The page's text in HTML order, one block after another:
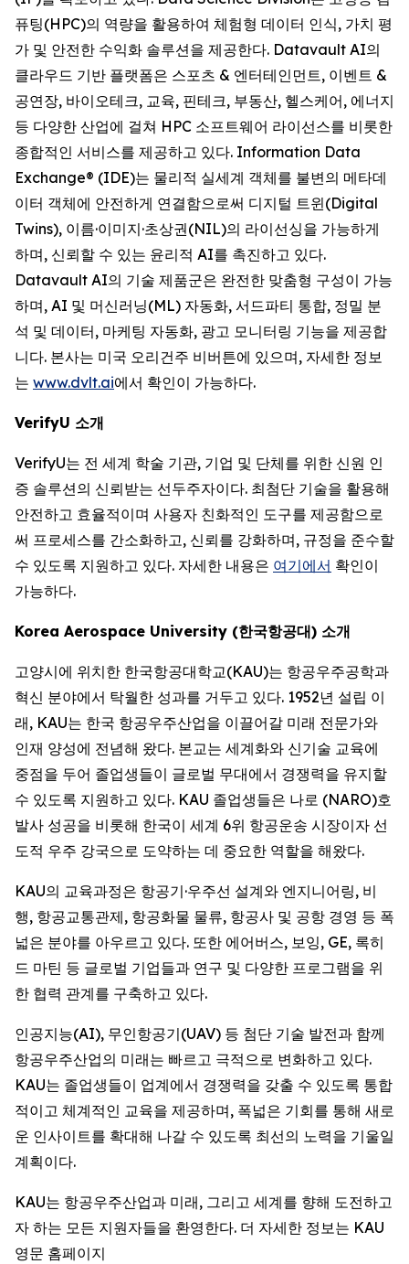
퓨팅(HPC)의 역량을 활용하여 체험형 데이터 인식, 가치 평
가 및 안전한 수익화 솔루션을 제공한다. Datavault AI의
클라우드 기반 플랫폼은 스포츠 & 엔터테인먼트, 이벤트 &
공연장, 바이오테크, 교육, 핀테크, 부동산, 헬스케어, 에너지
등 다양한 산업에 걸쳐 HPC 소프트웨어 라이선스를 비롯한
종합적인 서비스를 제공하고 있다. Information Data
Exchange® (IDE)는 물리적 실세계 객체를 불변의 메타데
이터 객체에 안전하게 연결함으로써 디지털 트윈(Digital
Twins), 이름·이미지·초상권(NIL)의 라이선싱을 가능하게
하며, 신뢰할 수 있는 윤리적 AI를 촉진하고 있다.
Datavault AI의 기술 제품군은 완전한 맞춤형 구성이 가능
하며, AI 및 머신러닝(ML) 자동화, 서드파티 통합, 정밀 분
석 및 데이터, 마케팅 자동화, 광고 모니터링 기능을 제공합
니다. 본사는 미국 오리건주 비버튼에 있으며, 자세한 정보
는 www.dvlt.ai에서 확인이 가능하다.
VerifyU 소개
VerifyU는 전 세계 학술 기관, 기업 및 단체를 위한 신원 인
증 솔루션의 신뢰받는 선두주자이다. 최첨단 기술을 활용해
안전하고 효율적이며 사용자 친화적인 도구를 제공함으로
써 프로세스를 간소화하고, 신뢰를 강화하며, 규정을 준수할
수 있도록 지원하고 있다. 자세한 내용은 여기에서 확인이
가능하다.
Korea Aerospace University (한국항공대) 소개
고양시에 위치한 한국항공대학교(KAU)는 항공우주공학과
혁신 분야에서 탁월한 성과를 거두고 있다. 1952년 설립 이
래, KAU는 한국 항공우주산업을 이끌어갈 미래 전문가와
인재 양성에 전념해 왔다. 본교는 세계화와 신기술 교육에
중점을 두어 졸업생들이 글로벌 무대에서 경쟁력을 유지할
수 있도록 지원하고 있다. KAU 졸업생들은 나로 (NARO)호
발사 성공을 비롯해 한국이 세계 6위 항공운송 시장이자 선
도적 우주 강국으로 도약하는 데 중요한 역할을 해왔다.
KAU의 교육과정은 항공기·우주선 설계와 엔지니어링, 비
행, 항공교통관제, 항공화물 물류, 항공사 및 공항 경영 등 폭
넓은 분야를 아우르고 있다. 또한 에어버스, 보잉, GE, 록히
드 마틴 등 글로벌 기업들과 연구 및 다양한 프로그램을 위
한 협력 관계를 구축하고 있다.
인공지능(AI), 무인항공기(UAV) 등 첨단 기술 발전과 함께
항공우주산업의 미래는 빠르고 극적으로 변화하고 있다.
KAU는 졸업생들이 업계에서 경쟁력을 갖출 수 있도록 통합
적이고 체계적인 교육을 제공하며, 폭넓은 기회를 통해 새로
운 인사이트를 확대해 나갈 수 있도록 최선의 노력을 기울일
계획이다.
KAU는 항공우주산업과 미래, 그리고 세계를 향해 도전하고
자 하는 모든 지원자들을 환영한다. 더 자세한 정보는 KAU
영문 홈페이지